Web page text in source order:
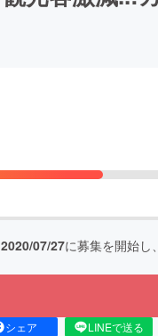
2020/07/27に募集を開始し、
シェア LINEで送る